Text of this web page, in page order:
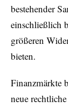
bestehender
einschließlich
größeren
bieten.
Finanzmärkte
neue